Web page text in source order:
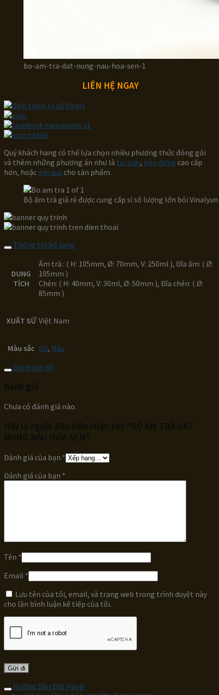
bo-am-tra-dat-nung-nau-hoa-sen-1
LIÊN HỆ NGAY
Quý khách hang có thể lựa chọn nhiều phương thức đóng gói
và thêm những phương án như là túi giấy, hộp đựng cao cấp
hơn, hoặc gói quà cho sản phẩm.
Bộ ấm trà giá rẻ được cung cấp sỉ số lượng lớn bỏi Vinaly.vn
Thông tin bổ sung
DUNG
TÍCH
Ấm trà : ( H: 105mm, Ø: 70mm, V: 250ml ), Đĩa ấm: ( Ø:
105mm )
Chén: ( H: 40mm, V: 30ml, Ø: 50mm ), Đĩa chén: ( Ø:
85mm )
XUẤT SỨ Việt Nam
Màu sắc Đỏ, Nâu
Đánh giá (0)
Chưa có đánh giá nào.
Đánh giá của bạn *
Đánh giá của bạn *
Tên *
Email *
Lưu tên của tôi, email, và trang web trong trình duyệt này
cho lần bình luận kế tiếp của tôi.
Hướng Dẫn Đặt Hàng